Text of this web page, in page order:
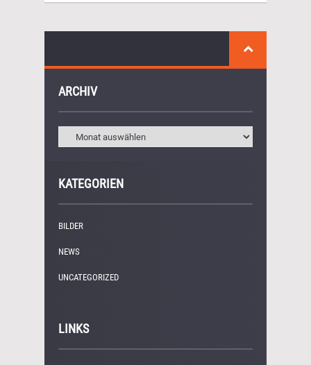
ARCHIV
KATEGORIEN
BILDER
NEWS
UNCATEGORIZED
LINKS